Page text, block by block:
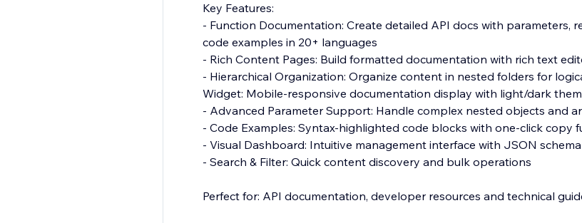
Key Features:
- Function Documentation: Create detailed API docs with parameters,
code examples in 20+ languages
- Rich Content Pages: Build formatted documentation with rich text
- Hierarchical Organization: Organize content in nested folders for
Widget: Mobile-responsive documentation display with light/dark
- Advanced Parameter Support: Handle complex nested objects and
- Code Examples: Syntax-highlighted code blocks with one-click copy
- Visual Dashboard: Intuitive management interface with JSON
- Search & Filter: Quick content discovery and bulk operations
Perfect for: API documentation, developer resources and technical